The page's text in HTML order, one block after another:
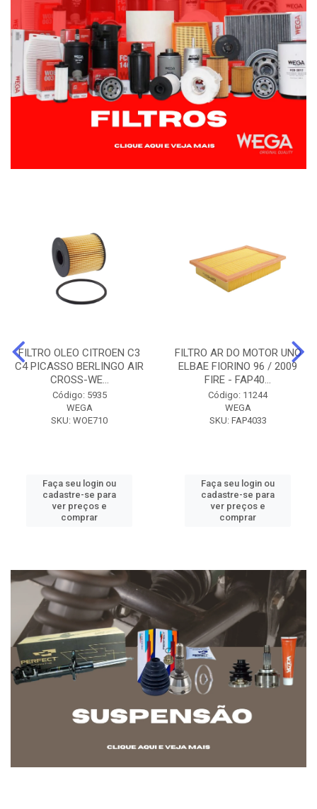
FILTRO OLEO CITROEN C3
C4 PICASSO BERLINGO AIR
CROSS-WE...
Código: 5935
WEGA
SKU: WOE710
Faça seu login ou
cadastre-se para
ver preços e
comprar
FILTRO AR DO MOTOR UNO
ELBAE FIORINO 96 / 2009
FIRE - FAP40...
Código: 11244
WEGA
SKU: FAP4033
Faça seu login ou
cadastre-se para
ver preços e
comprar